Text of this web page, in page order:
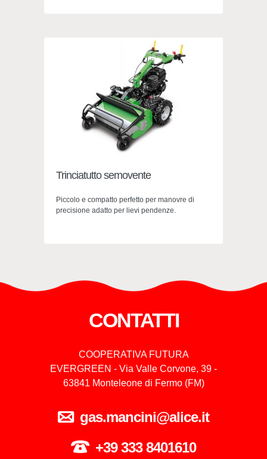
Trinciatutto semovente
Piccolo e compatto perfetto per manovre di
precisione adatto per lievi pendenze.
CONTATTI
COOPERATIVA FUTURA
EVERGREEN - Via Valle Corvone, 39 -
63841 Monteleone di Fermo (FM)
gas.mancini@alice.it
+39 333 8401610